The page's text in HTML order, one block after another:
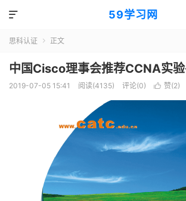
59学习网

思科认证  正文
中国Cisco理事会推荐CCNA实
2019-07-05 15:41 阅读(4135) 评论(0)  赞(2)